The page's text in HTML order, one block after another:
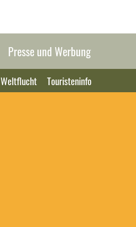
Presse und Werbung
Weltflucht Touristeninfo